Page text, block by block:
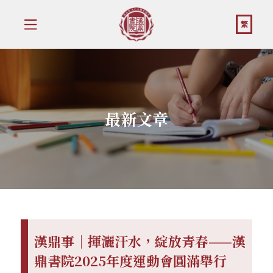
繁
最新文章
漢鼎事｜揮灑汗水，綻放青春——漢
鼎書院2025年度運動會圓滿舉行